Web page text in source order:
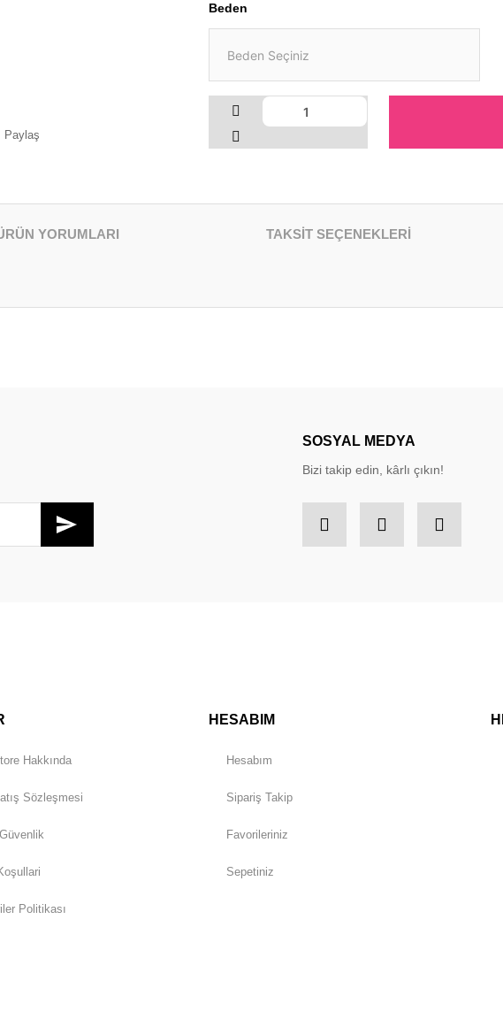
Paylaş
Beden
YORUMLARI TAKSİT SEÇENEKLERİ
SOSYAL MEDYA
Bizi takip edin, kârlı çıkın!
Hakkında
Sözleşmesi
Politikası
HESABIM
Hesabım
Sipariş Takip
Favorileriniz
Sepetiniz